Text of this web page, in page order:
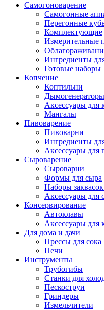
Самогоноварение
Cамогонные
Перегонные
Комплектующие
Измерительные
Ингредиенты
Готовые наборы
Копчение
Коптильни
Дымогенераторы
Аксессуары для
Мангалы
Пивоварение
Пивоварни
Ингредиенты
Аксессуары для
Сыроварение
Сыроварни
Формы для сыра
Наборы
Аксессуары для
Консервирование
Автоклавы
Аксессуары для
Для дома и дачи
Прессы для сока
Печи
Инструменты
Трубогибы
Станки для
Пескоструи
Гриндеры
Измельчители